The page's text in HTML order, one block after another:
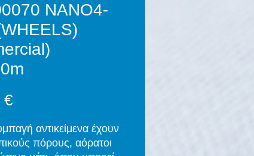
NANO4-
€Τιμή
αντικείμενα έχουν
πόρους, αόρατοι